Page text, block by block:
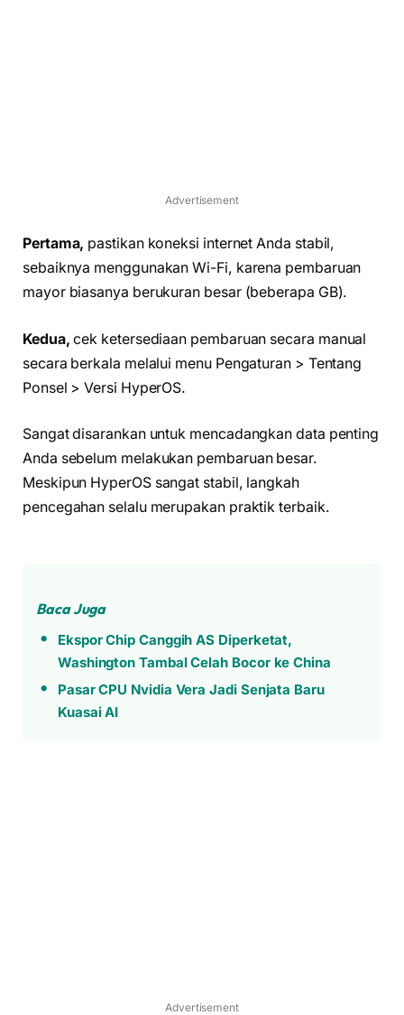
Advertisement
Pertama, pastikan koneksi internet Anda stabil,
sebaiknya menggunakan Wi-Fi, karena pembaruan
mayor biasanya berukuran besar (beberapa GB).
Kedua, cek ketersediaan pembaruan secara manual
secara berkala melalui menu Pengaturan > Tentang
Ponsel > Versi HyperOS.
Sangat disarankan untuk mencadangkan data penting
Anda sebelum melakukan pembaruan besar.
Meskipun HyperOS sangat stabil, langkah
pencegahan selalu merupakan praktik terbaik.
Baca Juga
Ekspor Chip Canggih AS Diperketat,
Washington Tambal Celah Bocor ke China
Pasar CPU Nvidia Vera Jadi Senjata Baru
Kuasai AI
Advertisement